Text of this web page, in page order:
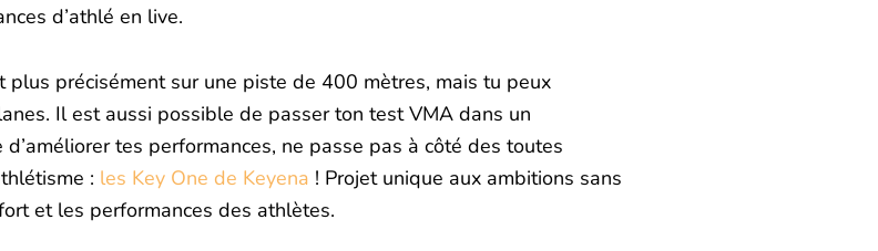
d’athlé en live.
précisément sur une piste de 400 mètres, mais tu peux
Il est aussi possible de passer ton test VMA dans un
tes performances, ne passe pas à côté des toutes
: les Key One de Keyena ! Projet unique aux ambitions sans
et les performances des athlètes.